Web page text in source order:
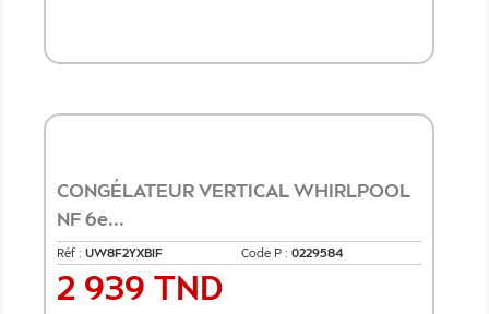
CONGÉLATEUR VERTICAL WHIRLPOOL
NF 6e...
Réf : UW8F2YXBIF Code P : 0229584
Prix
2 939 TND